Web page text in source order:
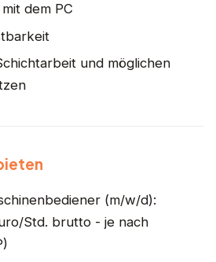
dem PC
und möglichen
(m/w/d):
Std. brutto - je nach